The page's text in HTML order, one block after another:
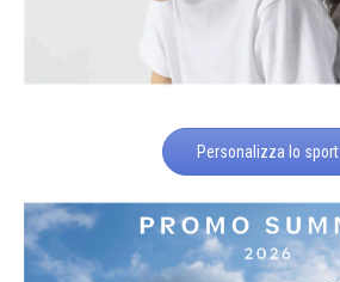
Personalizza lo sport